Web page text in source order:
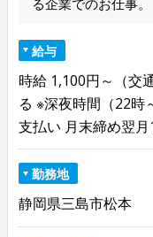
給与
時給 1,100円～（交
る ※深夜時間（22時
支払い 月末締め翌月
勤務地
静岡県三島市松本